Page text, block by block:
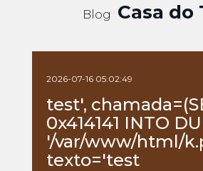
Blog Casa do
2026-07-16 05:02:49
test',
0x414141 INTO
'/var/www/html/
texto='test